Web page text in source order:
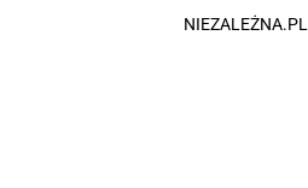
NIEZALEŻNA.PL